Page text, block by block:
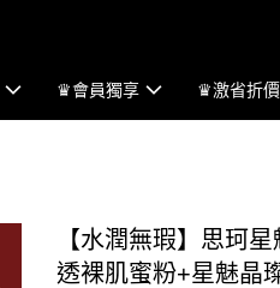
♛會員獨享 ♛激省折
【水潤無瑕】思珂
透裸肌蜜粉+星魅晶